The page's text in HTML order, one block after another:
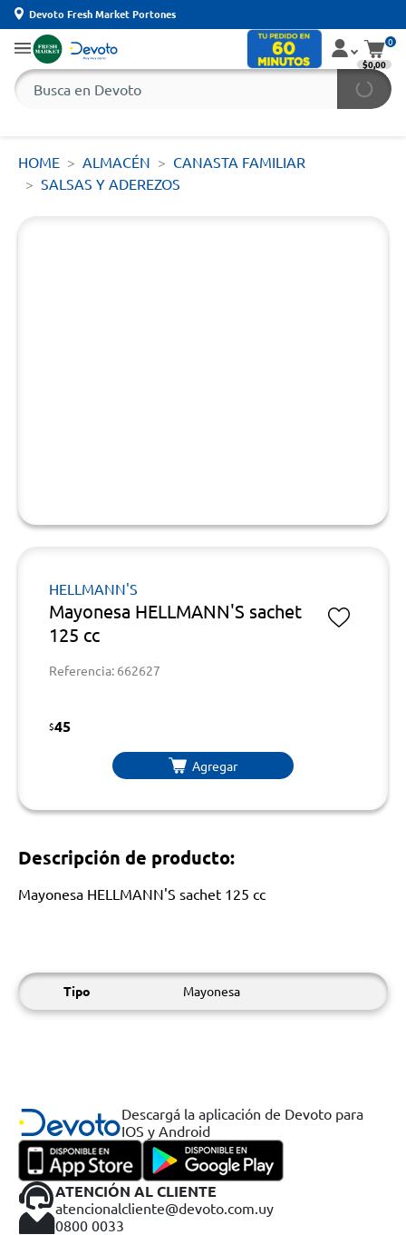
Devoto Fresh Market Portones
0
$0,00
HOME ALMACÉN
CANASTA FAMILIAR
SALSAS Y ADEREZOS
HELLMANN'S
Mayonesa HELLMANN'S sachet
125 cc
Referencia: 662627
$45
Agregar
Descripción de producto:
Mayonesa HELLMANN'S sachet 125 cc
Tipo Mayonesa
Descargá la aplicación de Devoto para
IOS y Android
ATENCIÓN AL CLIENTE
atencionalcliente@devoto.com.uy
0800 0033